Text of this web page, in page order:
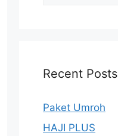
Recent Posts
Paket Umroh
HAJI PLUS